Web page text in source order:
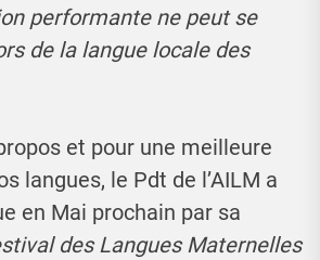
performante ne peut se
de la langue locale des
et pour une meilleure
langues, le Pdt de l’AILM a
en Mai prochain par sa
des Langues Maternelles